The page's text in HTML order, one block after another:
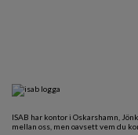
ISAB har kontor i Oskarshamn,
mellan oss, men oavsett vem du